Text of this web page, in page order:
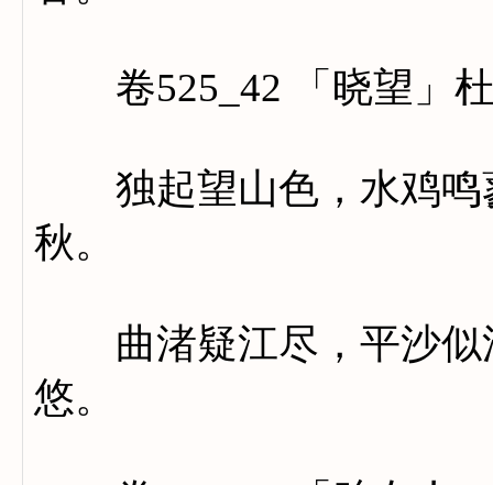
卷525_42 「晓望」
独起望山色，水鸡鸣
秋。
曲渚疑江尽，平沙似
悠。